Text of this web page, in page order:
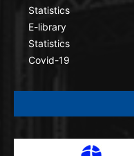
Statistics
E-library
Statistics
Covid-19